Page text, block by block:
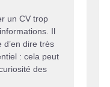
un CV trop
Il
dire très
: cela peut
des